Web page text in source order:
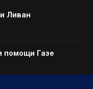
Ливан
помощи Газе